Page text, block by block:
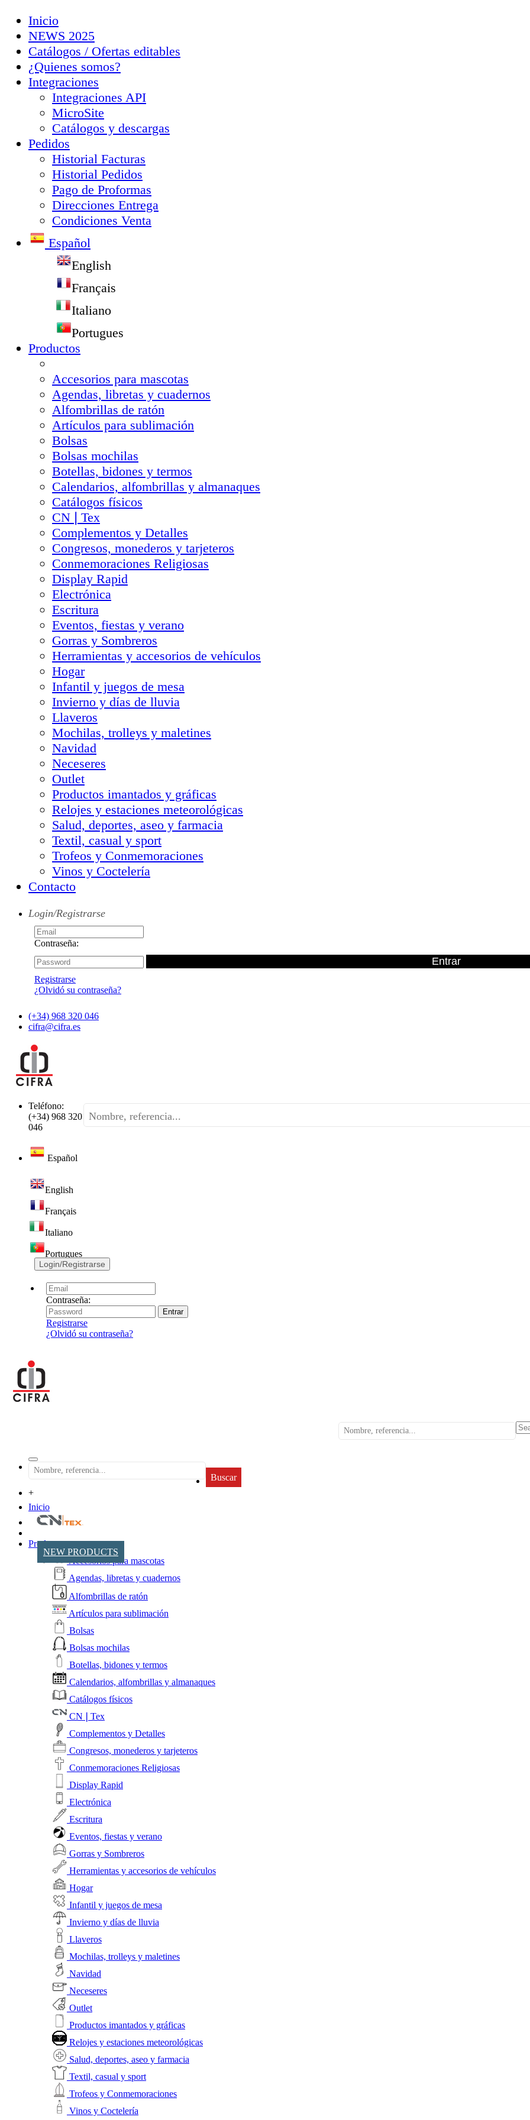
Inicio
NEWS 2025
Catálogos / Ofertas editables
¿Quienes somos?
Integraciones
Integraciones API
MicroSite
Catálogos y descargas
Pedidos
Historial Facturas
Historial Pedidos
Pago de Proformas
Direcciones Entrega
Condiciones Venta
Español
English
Français
Italiano
Portugues
Productos
Accesorios para mascotas
Agendas, libretas y cuadernos
Alfombrillas de ratón
Artículos para sublimación
Bolsas
Bolsas mochilas
Botellas, bidones y termos
Calendarios, alfombrillas y almanaques
Catálogos físicos
CN❘Tex
Complementos y Detalles
Congresos, monederos y tarjeteros
Conmemoraciones Religiosas
Display Rapid
Electrónica
Escritura
Eventos, fiestas y verano
Gorras y Sombreros
Herramientas y accesorios de vehículos
Hogar
Infantil y juegos de mesa
Invierno y días de lluvia
Llaveros
Mochilas, trolleys y maletines
Navidad
Neceseres
Outlet
Productos imantados y gráficas
Relojes y estaciones meteorológicas
Salud, deportes, aseo y farmacia
Textil, casual y sport
Trofeos y Conmemoraciones
Vinos y Coctelería
Contacto
Login/Registrarse
Contraseña:
Registrarse
¿Olvidó su contraseña?
(+34) 968 320 046
cifra@cifra.es
Teléfono:
(+34) 968 320
046
Español
English
Français
Italiano
Portugues
Login/Registrarse
Contraseña:
Registrarse
¿Olvidó su contraseña?
Buscar
+
Inicio
NEW PRODUCTS
Productos
Accesorios para mascotas
Agendas, libretas y cuadernos
Alfombrillas de ratón
Artículos para sublimación
Bolsas
Bolsas mochilas
Botellas, bidones y termos
Calendarios, alfombrillas y almanaques
Catálogos físicos
CN❘Tex
Complementos y Detalles
Congresos, monederos y tarjeteros
Conmemoraciones Religiosas
Display Rapid
Electrónica
Escritura
Eventos, fiestas y verano
Gorras y Sombreros
Herramientas y accesorios de vehículos
Hogar
Infantil y juegos de mesa
Invierno y días de lluvia
Llaveros
Mochilas, trolleys y maletines
Navidad
Neceseres
Outlet
Productos imantados y gráficas
Relojes y estaciones meteorológicas
Salud, deportes, aseo y farmacia
Textil, casual y sport
Trofeos y Conmemoraciones
Vinos y Coctelería